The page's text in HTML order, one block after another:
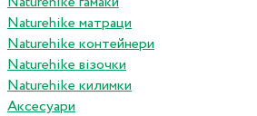
Naturehike матраци
Naturehike контейнери
Naturehike візочки
Naturehike килимки
Аксесуари